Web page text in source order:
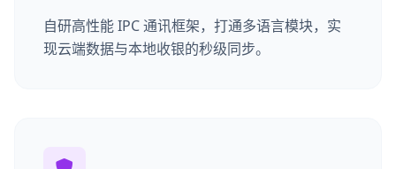
自研高性能 IPC 通讯框架，打通多语言模块，实
现云端数据与本地收银的秒级同步。